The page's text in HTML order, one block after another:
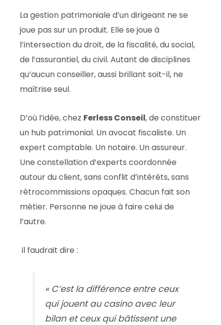
La gestion patrimoniale d’un dirigeant ne se
joue pas sur un produit. Elle se joue à
l’intersection du droit, de la fiscalité, du social,
de l’assurantiel, du civil. Autant de disciplines
qu’aucun conseiller, aussi brillant soit-il, ne
maîtrise seul.
D’où l’idée, chez Ferless Conseil, de constituer
un hub patrimonial. Un avocat fiscaliste. Un
expert comptable. Un notaire. Un assureur.
Une constellation d’experts coordonnée
autour du client, sans conflit d’intérêts, sans
rétrocommissions opaques. Chacun fait son
métier. Personne ne joue à faire celui de
l’autre.
il faudrait dire :
« C’est la différence entre ceux
qui jouent au casino avec leur
bilan et ceux qui bâtissent une